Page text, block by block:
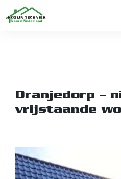
Oranjedorp –
vrijstaande